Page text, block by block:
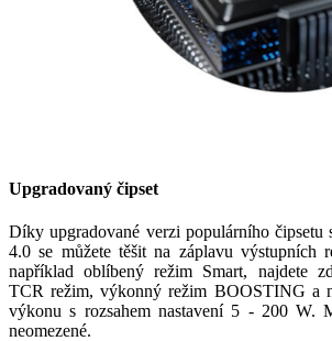
Upgradovaný čipset
Díky upgradované verzi populárního čipsetu
4.0 se můžete těšit na záplavu výstupních
například oblíbený režim Smart, najdete
TCR režim, výkonný režim BOOSTING a
výkonu s rozsahem nastavení 5 - 200 W.
neomezené.